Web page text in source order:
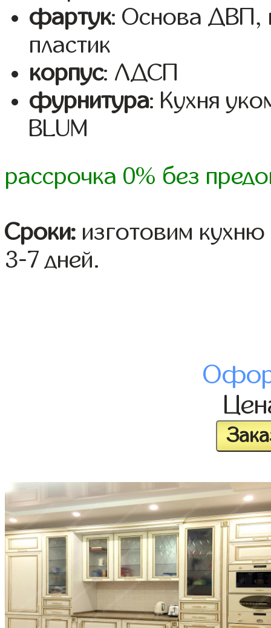
фартук: Основа ДВП,
пластик
корпус: ЛДСП
фурнитура: Кухня
BLUM
рассрочка 0% без
Сроки: изготовим
3-7 дней.